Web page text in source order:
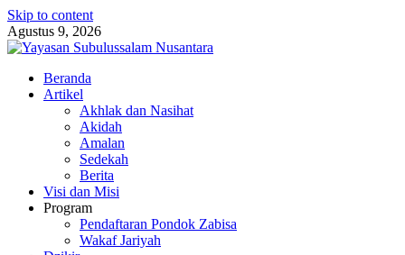
Skip to content
Agustus 9, 2026
Yayasan Subulussalam Nusantara
Yayasan Subulussalam Nusantara – Rumah Tahfidz Zabisa (Zaid bin
Tsabit) Temanggung – Tebar Manfaat untuk Ummat
Beranda
Artikel
Akhlak dan Nasihat
Akidah
Amalan
Sedekah
Berita
Visi dan Misi
Program
Pendaftaran Pondok Zabisa
Wakaf Jariyah